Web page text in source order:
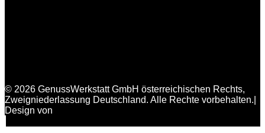
© 2026 GenussWerkstatt GmbH österreichischen Rechts,
Zweigniederlassung Deutschland. Alle Rechte vorbehalten.|
Design von